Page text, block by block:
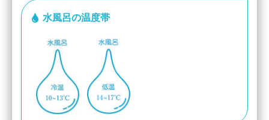
水風呂の温度帯